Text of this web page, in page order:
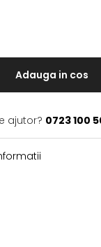
Adauga in cos
ajutor? 0723 100